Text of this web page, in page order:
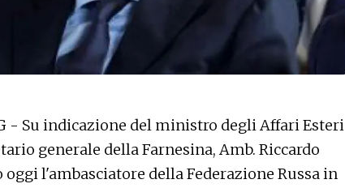
- Su indicazione del ministro degli Affari Esteri
generale della Farnesina, Amb. Riccardo
l'ambasciatore della Federazione Russa in